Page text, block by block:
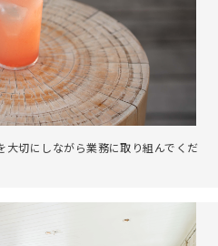
大切にしながら業務に取り組んでくだ